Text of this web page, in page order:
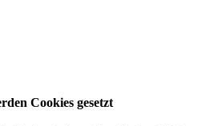
Cookies gesetzt